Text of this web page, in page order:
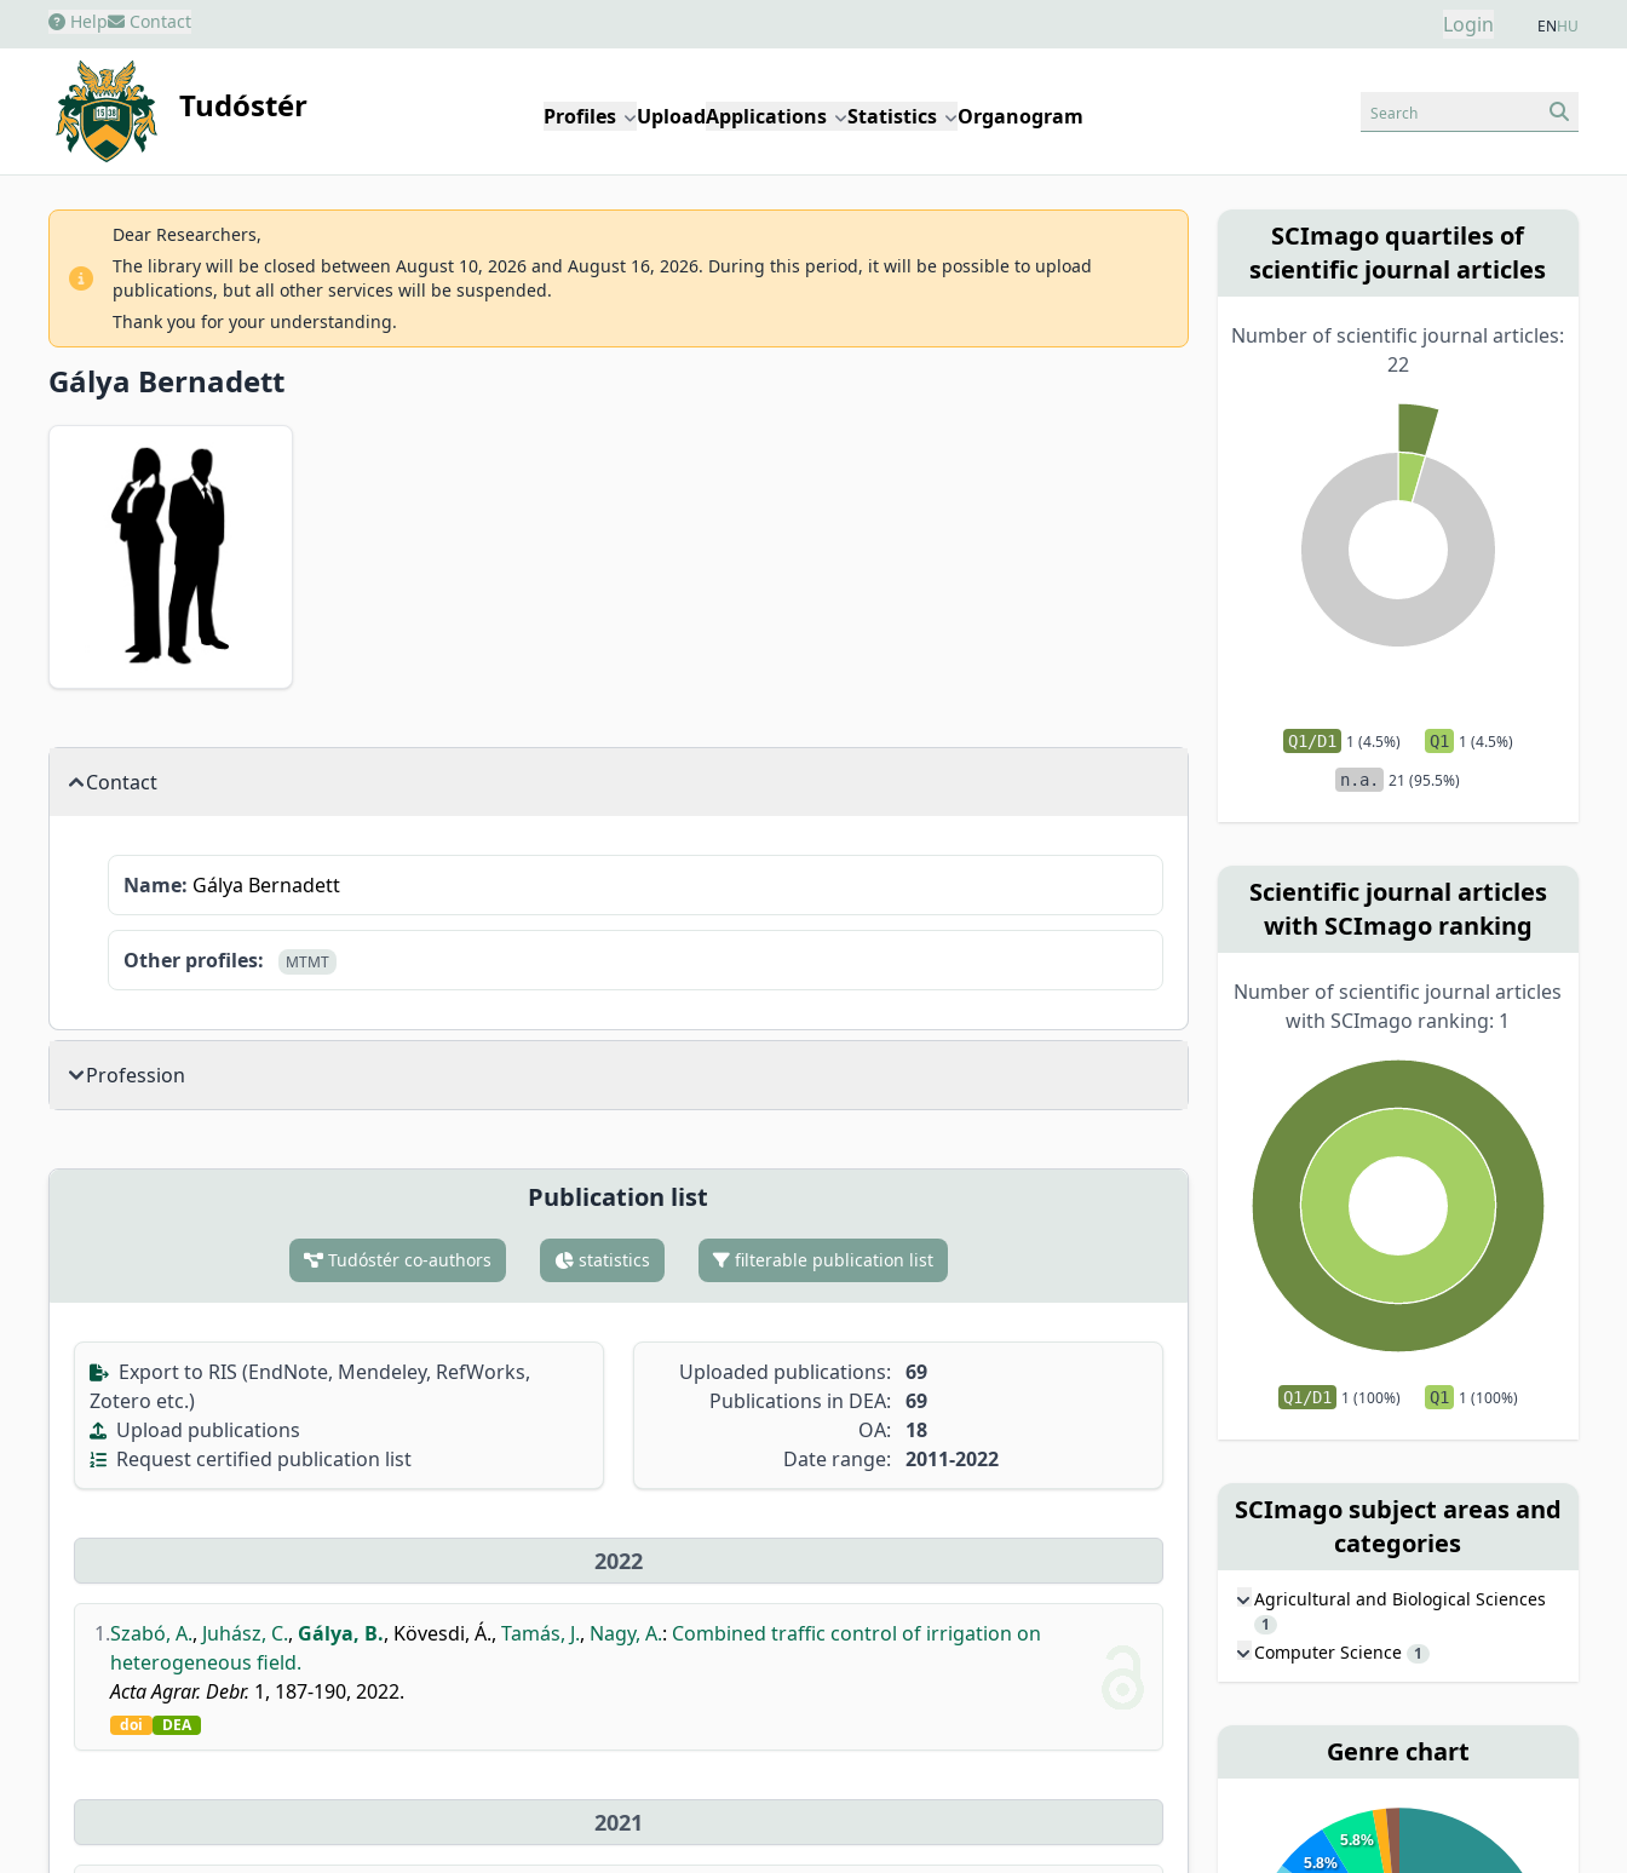
Help Contact Login ENHU
Tudóstér Profiles UploadApplications Statistics Organogram Search
Dear Researchers,
The library will be closed between August 10, 2026 and August 16, 2026. During this period, it will be possible to upload
publications, but all other services will be suspended.
Thank you for your understanding.
Gálya Bernadett
Contact
Name: Gálya Bernadett
Other profiles: MTMT
Profession
Publication list
Tudóstér co-authors statistics filterable publication list
Export to RIS (EndNote, Mendeley, RefWorks,
Zotero etc.)
Upload publications
Request certified publication list
Uploaded publications: 69
Publications in DEA: 69
OA:
18
Date range: 2011-2022
2022
1.Szabó, A., Juhász, C., Gálya, B., Kövesdi, Á., Tamás, J., Nagy, A.: Combined traffic control of irrigation on
heterogeneous field.
Acta Agrar. Debr. 1, 187-190, 2022.
doi DEA
2021
SCImago quartiles of
scientific journal articles
Number of scientific journal articles:
22
Q1/D1 1 (4.5%) Q1 1 (4.5%)
n.a. 21 (95.5%)
Scientific journal articles
with SCImago ranking
Number of scientific journal articles
with SCImago ranking: 1
Q1/D1 1 (100%) Q1 1 (100%)
SCImago subject areas and
categories
Agricultural and Biological Sciences
1
Computer Science 1
Genre chart
5.8%
5.8%